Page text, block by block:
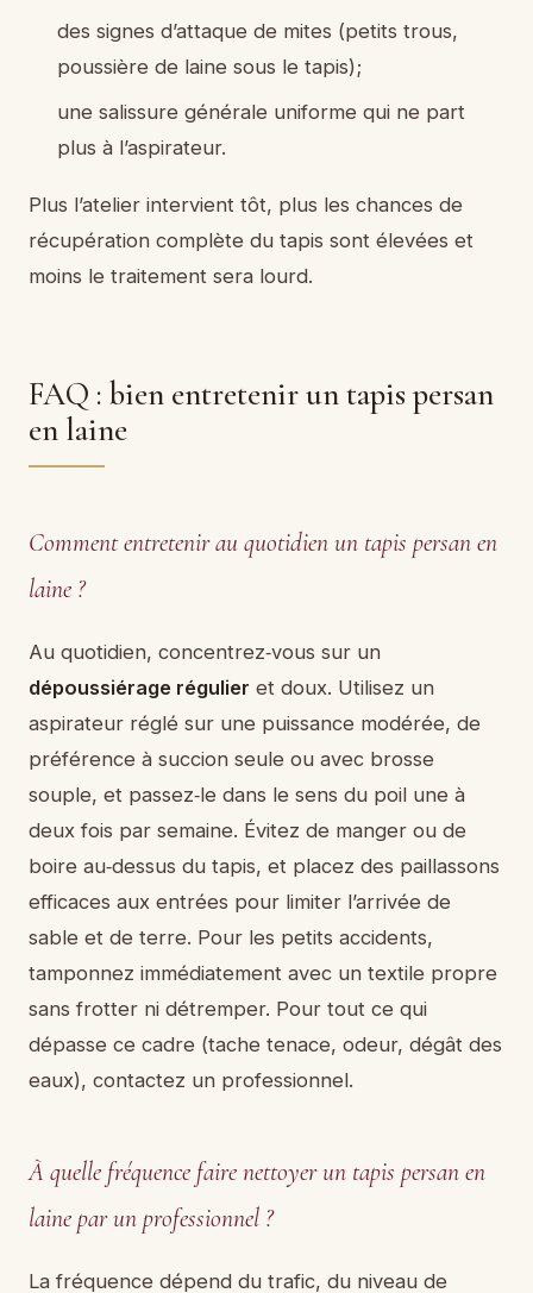
des signes d’attaque de mites (petits trous,
poussière de laine sous le tapis);
une salissure générale uniforme qui ne part
plus à l’aspirateur.
Plus l’atelier intervient tôt, plus les chances de
récupération complète du tapis sont élevées et
moins le traitement sera lourd.
FAQ : bien entretenir un tapis persan
en laine
Comment entretenir au quotidien un tapis persan en
laine ?
Au quotidien, concentrez‑vous sur un
dépoussiérage régulier et doux. Utilisez un
aspirateur réglé sur une puissance modérée, de
préférence à succion seule ou avec brosse
souple, et passez‑le dans le sens du poil une à
deux fois par semaine. Évitez de manger ou de
boire au‑dessus du tapis, et placez des paillassons
efficaces aux entrées pour limiter l’arrivée de
sable et de terre. Pour les petits accidents,
tamponnez immédiatement avec un textile propre
sans frotter ni détremper. Pour tout ce qui
dépasse ce cadre (tache tenace, odeur, dégât des
eaux), contactez un professionnel.
À quelle fréquence faire nettoyer un tapis persan en
laine par un professionnel ?
La fréquence dépend du trafic, du niveau de